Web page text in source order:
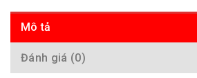
Mô tả
Đánh giá (0)